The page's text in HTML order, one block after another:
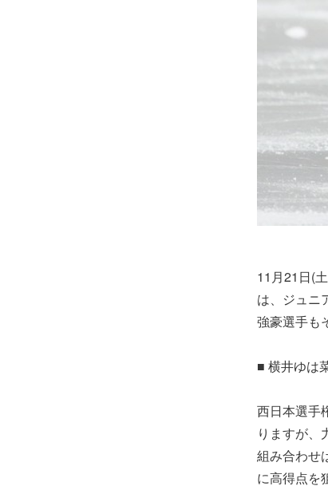
11月21日(
は、ジュニ
強豪選手も
■ 横井ゆは
西日本選手
りますが、
組み合わせ
に高得点を